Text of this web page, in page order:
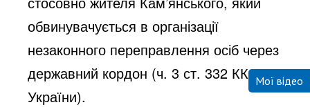
обвинувачується в організації
незаконного переправлення осіб через
державний кордон (ч. 3 ст. 332 КК
України).
Мої відео